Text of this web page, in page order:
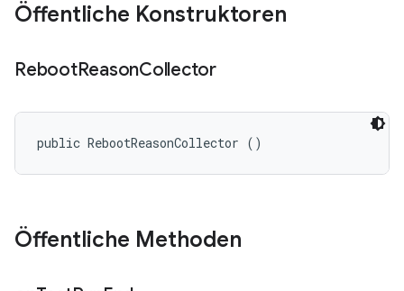
Öffentliche Konstruktoren
RebootReasonCollector
public RebootReasonCollector ()
Öffentliche Methoden